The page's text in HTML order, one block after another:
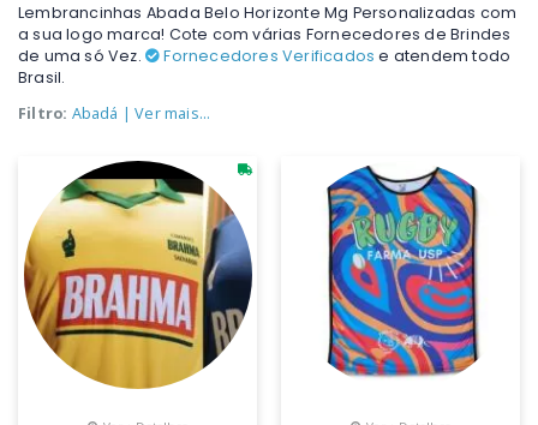
Lembrancinhas Abada Belo Horizonte Mg Personalizadas com
a sua logo marca! Cote com várias Fornecedores de Brindes
de uma só Vez.
Fornecedores Verificados e atendem todo
Brasil.
Filtro: Abadá | Ver mais...